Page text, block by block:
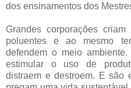
dos ensinamentos dos
Grandes corporações
poluentes e ao mesmo
defendem o meio
estimular o uso de
distraem e destroem. E são